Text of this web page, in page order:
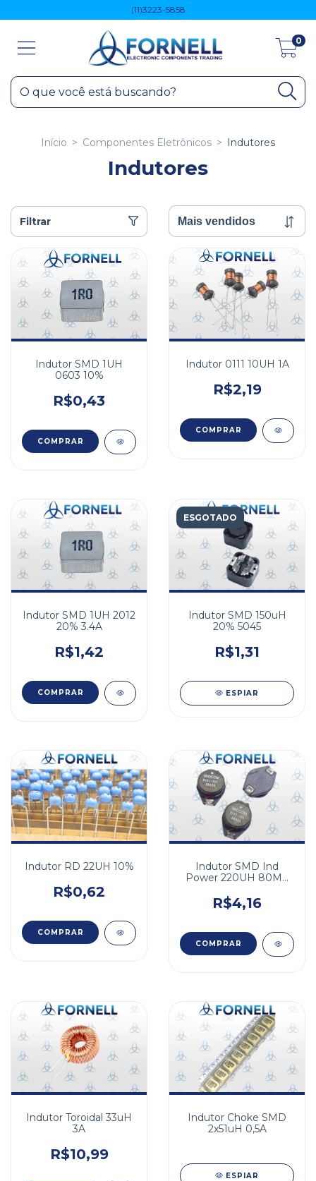
(11)3223-5858
0
Início > Componentes Eletrônicos > Indutores
Indutores
Filtrar
Indutor SMD 1UH
0603 10%
R$0,43
Indutor 0111 10UH 1A
R$2,19
Indutor SMD 1UH 2012
20% 3.4A
R$1,42
ESGOTADO
Indutor SMD 150uH
20% 5045
R$1,31
ESPIAR
Indutor RD 22UH 10%
R$0,62
Indutor SMD Ind
Power 220UH 80MA
R$4,16
Indutor Toroidal 33uH
3A
R$10,99
Indutor Choke SMD
2x51uH 0,5A
ESPIAR